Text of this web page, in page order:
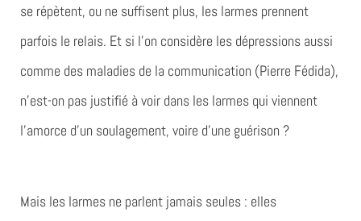
se répètent, ou ne suffisent plus, les larmes prennent
parfois le relais. Et si l’on considère les dépressions aussi
comme des maladies de la communication (Pierre Fédida),
n’est-on pas justifié à voir dans les larmes qui viennent
l’amorce d’un soulagement, voire d’une guérison ?
Mais les larmes ne parlent jamais seules : elles